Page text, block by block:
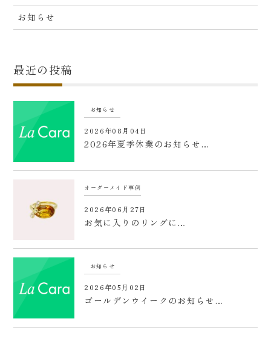
お知らせ
最近の投稿
お知らせ
2026年08月04日
2026年夏季休業のお知らせ…
オーダーメイド事例
2026年06月27日
お気に入りのリングに…
お知らせ
2026年05月02日
ゴールデンウイークのお知らせ…